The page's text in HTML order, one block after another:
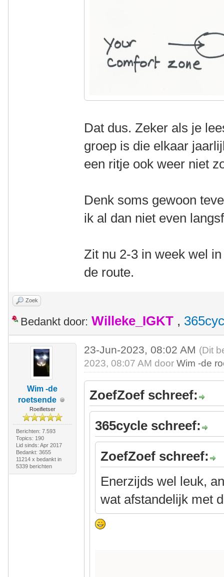
Dat dus. Zeker als je
groep is die elkaar
een ritje ook weer niet
Denk soms gewoon
ik al dan niet even
Zit nu 2-3 in week wel
de route.
Zoek
Bedankt door: Willeke_IGKT ,
Wim -de
roetsende
Roeifietser
Berichten: 7.593
Topics: 190
Lid sinds: Apr 2017
Bedankt: 3655
11214 x bedankt in
5339 berichten
23-Jun-2023, 08:02 AM (Dit
2023, 08:07 AM doorWim -de
ZoefZoef schreef:
365cycle schreef:
ZoefZoef schreef:
Enerzijds wel leuk,
wat afstandelijk met